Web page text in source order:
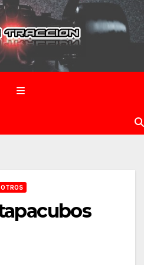
OTROS